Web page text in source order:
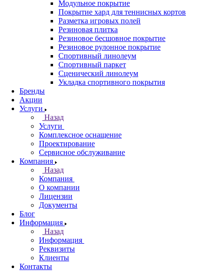
Модульное покрытие
Покрытие хард для теннисных кортов
Разметка игровых полей
Резиновая плитка
Резиновое бесшовное покрытие
Резиновое рулонное покрытие
Спортивный линолеум
Спортивный паркет
Сценический линолеум
Укладка спортивного покрытия
Бренды
Акции
Услуги
Назад
Услуги
Комплексное оснащение
Проектирование
Сервисное обслуживание
Компания
Назад
Компания
О компании
Лицензии
Документы
Блог
Информация
Назад
Информация
Реквизиты
Клиенты
Контакты